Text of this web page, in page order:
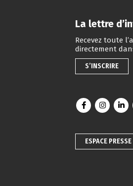
La lettre
Recevez toute
directement
S’INSCRIRE
Lien vers le
Lien
ESPACE PRESSE